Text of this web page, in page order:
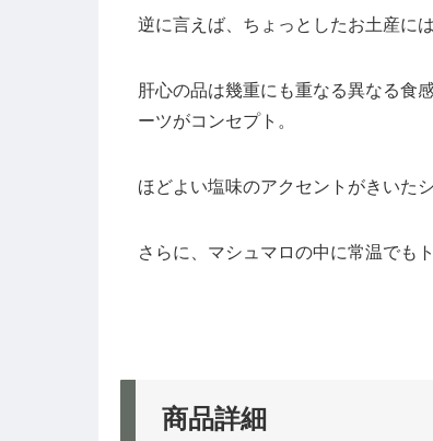
逆に言えば、ちょっとしたお土産に
肝心の品は幾重にも重なる異なる食
ーツがコンセプト。
ほどよい塩味のアクセントがきいた
さらに、マシュマロの中に常温でも
商品詳細